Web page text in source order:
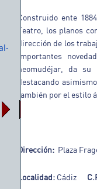
Construido ente
Teatro, los planos
dirección de los
importantes
neomudéjar, da
destacando
también por el estilo
Dirección: Plaza
Localidad: Cádiz